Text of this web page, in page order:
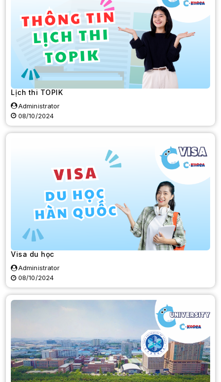
Lịch thi TOPIK
Administrator
08/10/2024
Visa du học
Administrator
08/10/2024